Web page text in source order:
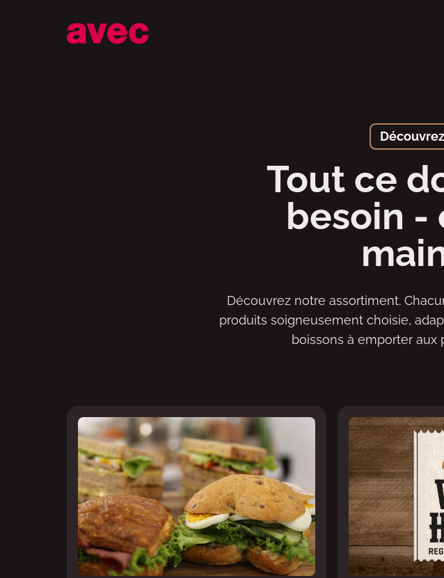
Tout ce
besoin -
Découvrez notre assortiment.
produits soigneusement choisie,
boissons à emporter aux